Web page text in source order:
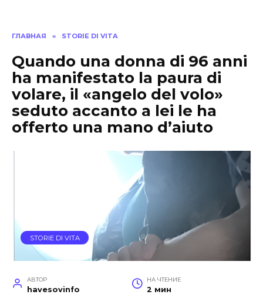
ГЛАВНАЯ » STORIE DI VITA
Quando una donna di 96 anni
ha manifestato la paura di
volare, il «angelo del volo»
seduto accanto a lei le ha
offerto una mano d’aiuto
STORIE DI VITA
АВТОР
havesovinfo
НА ЧТЕНИЕ
2 мин